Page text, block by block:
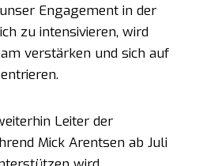
Engagement in der
zu intensivieren, wird
verstärken und sich auf
Leiter der
Mick Arentsen ab Juli